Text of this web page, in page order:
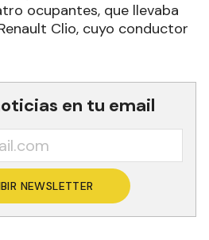
ocupantes, que llevaba
Clio, cuyo conductor
en tu email
NEWSLETTER